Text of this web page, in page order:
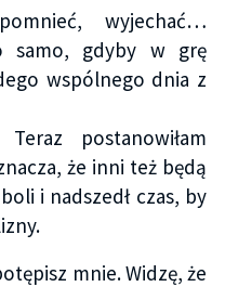
wyjechać…
samo, gdyby w grę
wspólnego dnia z
postanowiłam
że inni też będą
i nadszedł czas, by
mnie. Widzę, że